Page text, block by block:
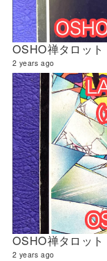
2 years ago
2 years ago